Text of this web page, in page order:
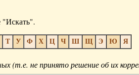
"Искать".
Т У Ф Х Ц Ч Ш Щ Э Ю Я
(т.е. не принято решение об их